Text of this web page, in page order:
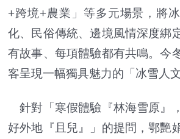
+跨境+農業」等多元場景，將
化、民俗傳統、邊境風情深度綁
有故事、每項體驗都有共鳴。今
客呈現一幅獨具魅力的「冰雪人
針對「寒假體驗『林海雪原』
好外地『且兒』」的提問，鄂艷